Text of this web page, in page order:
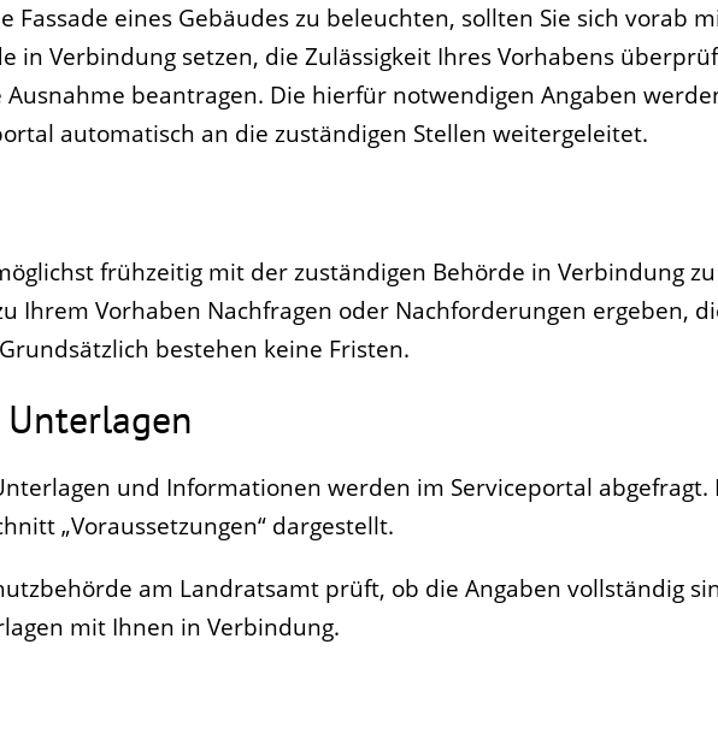
Fassade eines Gebäudes zu beleuchten, sollten Sie sich vorab
in Verbindung setzen, die Zulässigkeit Ihres Vorhabens
Ausnahme beantragen. Die hierfür notwendigen Angaben
automatisch an die zuständigen Stellen weitergeleitet.
frühzeitig mit der zuständigen Behörde in Verbindung
Ihrem Vorhaben Nachfragen oder Nachforderungen ergeben,
bestehen keine Fristen.
und Informationen werden im Serviceportal abgefragt.
„Voraussetzungen“ dargestellt.
am Landratsamt prüft, ob die Angaben vollständig
mit Ihnen in Verbindung.